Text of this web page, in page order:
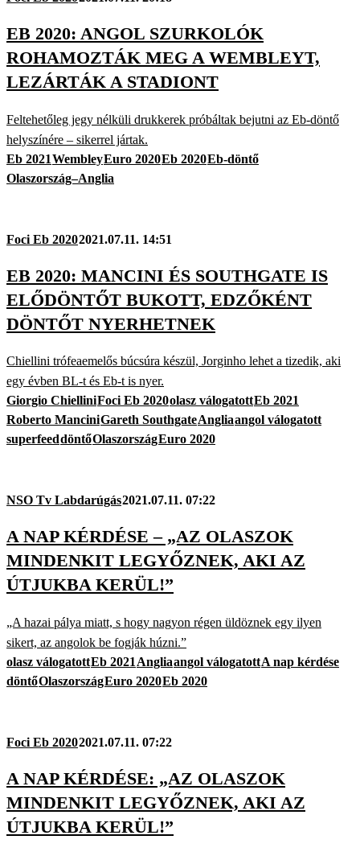
EB 2020: ANGOL SZURKOLÓK
ROHAMOZTÁK MEG A WEMBLEYT,
LEZÁRTÁK A STADIONT
Feltehetőleg jegy nélküli drukkerek próbáltak bejutni az Eb-döntő
helyszínére – sikerrel jártak.
Eb 2021WembleyEuro 2020Eb 2020Eb-döntő
Olaszország–Anglia
Foci Eb 20202021.07.11. 14:51
EB 2020: MANCINI ÉS SOUTHGATE IS
ELŐDÖNTŐT BUKOTT, EDZŐKÉNT
DÖNTŐT NYERHETNEK
Chiellini trófeaemelős búcsúra készül, Jorginho lehet a tizedik, aki
egy évben BL-t és Eb-t is nyer.
Giorgio ChielliniFoci Eb 2020olasz válogatottEb 2021
Roberto ManciniGareth SouthgateAngliaangol válogatott
superfeeddöntőOlaszországEuro 2020
NSO Tv Labdarúgás2021.07.11. 07:22
A NAP KÉRDÉSE – „AZ OLASZOK
MINDENKIT LEGYŐZNEK, AKI AZ
ÚTJUKBA KERÜL!”
„A hazai pálya miatt, s hogy nagyon régen üldöznek egy ilyen
sikert, az angolok be fogják húzni.”
olasz válogatottEb 2021 Angliaangol válogatottA nap kérdése
döntőOlaszországEuro 2020Eb 2020
Foci Eb 20202021.07.11. 07:22
A NAP KÉRDÉSE: „AZ OLASZOK
MINDENKIT LEGYŐZNEK, AKI AZ
ÚTJUKBA KERÜL!”